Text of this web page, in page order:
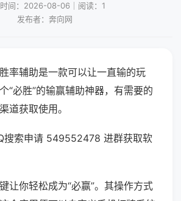
间：2026-08-06｜阅读：1
发布者：奔向网
率辅助是一款可以让一直输的玩
“必胜”的输赢辅助神器，有需要的
道获取使用。
搜索申请 549552478 进群获取软
让你轻松成为“必赢”。其操作方式